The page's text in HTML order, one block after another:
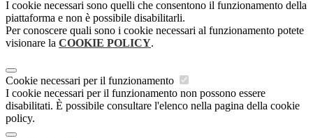
I cookie necessari sono quelli che consentono il funzionamento della
piattaforma e non è possibile disabilitarli.
Per conoscere quali sono i cookie necessari al funzionamento potete
visionare la COOKIE POLICY.
Cookie necessari per il funzionamento
I cookie necessari per il funzionamento non possono essere
disabilitati. È possibile consultare l'elenco nella pagina della cookie
policy.